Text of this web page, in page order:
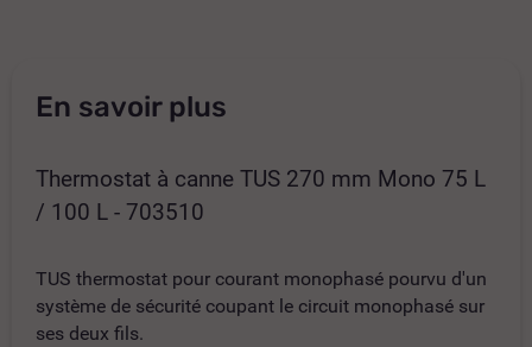
En savoir plus
Thermostat à canne TUS 270 mm Mono 75 L
/ 100 L - 703510
TUS thermostat pour courant monophasé pourvu d'un
système de sécurité coupant le circuit monophasé sur
ses deux fils.